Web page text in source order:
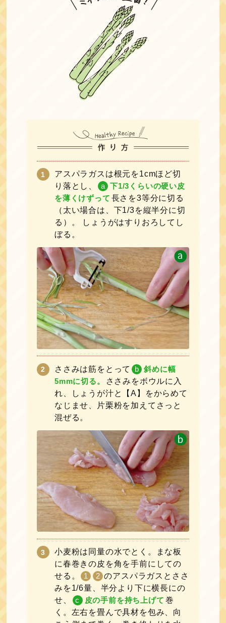
アスパラガスは根元を1cmほど切
り落とし、
a 下1/3くらいの硬い皮
を薄くけずって 長さを3等分に切る
（太い場合は、下1/3を縦半分に切
る）。 しょうがはすりおろしてし
ぼる。
ささみは筋をとって b 斜めに幅
5mmに切る。
ささみをボウルに入
れ、しょうが汁と【A】をからめて
なじませ、片栗粉を加えてさっと
混ぜる。
小麦粉は同量の水でとく。まな板
に春巻きの皮を角を手前にしての
せる。
1 2 のアスパラガスとささ
みを1/6量、半分より下に横長にの
せ、
c 皮の手前を持ち上げて 巻
く。左右を畳んで具材を包み、向